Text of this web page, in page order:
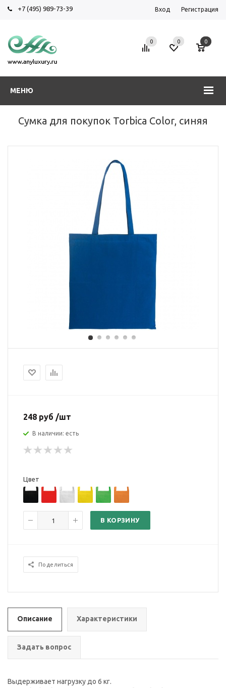
+7 (495) 989-73-39 Вход Регистрация
МЕНЮ
0 0 0
Сумка для покупок Torbica Color, синяя
248 руб /шт
В наличии: есть
Цвет
В КОРЗИНУ
Поделиться
Описание Характеристики
Задать вопрос
Выдерживает нагрузку до 6 кг.